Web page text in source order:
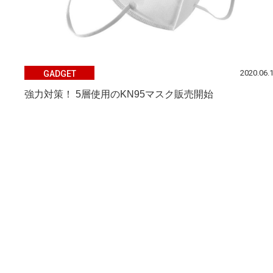
GADGET
強力対策！ 5層使用のKN95マスク販売開始